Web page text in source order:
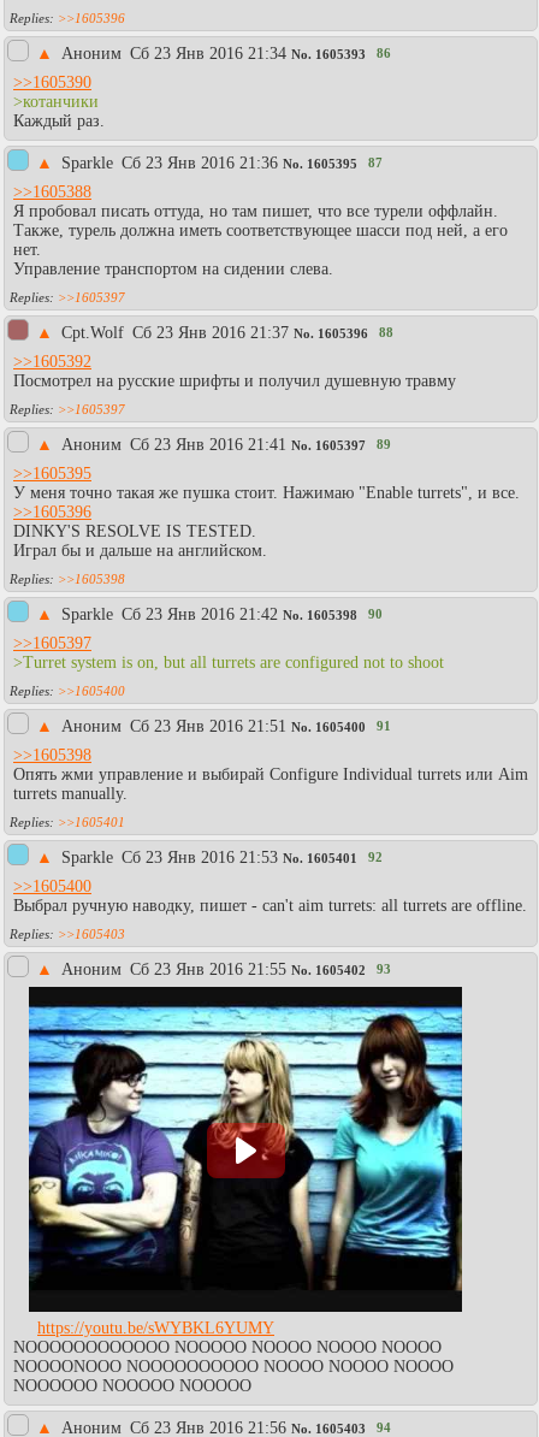
>>1605396
▲ Аноним Сб 23 Янв 2016 21:34 No. 1605393 86
>>1605390
>котанчики
Каждый раз.
▲ Sparkle Сб 23 Янв 2016 21:36 No. 1605395 87
>>1605388
Я пробовал писать оттуда, но там пишет, что все турели оффлайн.
Также, турель должна иметь соответствующее шасси под ней, а его
нет.
Управление транспортом на сидении слева.
>>1605397
▲ Cpt.Wolf Сб 23 Янв 2016 21:37 No. 1605396 88
>>1605392
Посмотрел на русские шрифты и получил душевную травму
>>1605397
▲ Аноним Сб 23 Янв 2016 21:41 No. 1605397 89
>>1605395
У меня точно такая же пушка стоит. Нажимаю "Enable turrets", и все.
>>1605396
DINKY'S RESOLVE IS TESTED.
Играл бы и дальше на английском.
>>1605398
▲ Sparkle Сб 23 Янв 2016 21:42 No. 1605398 90
>>1605397
>Turret system is on, but all turrets are configured not to shoot
>>1605400
▲ Аноним Сб 23 Янв 2016 21:51 No. 1605400 91
>>1605398
Опять жми управление и выбирай Configure Individual turrets или Aim
turrets manually.
>>1605401
▲ Sparkle Сб 23 Янв 2016 21:53 No. 1605401 92
>>1605400
Выбрал ручную наводку, пишет - can't aim turrets: all turrets are offline.
>>1605403
▲ Аноним Сб 23 Янв 2016 21:55 No. 1605402 93
https://youtu.be/sWYBKL6YUMY
NOOOOOOOOOOOO NOOOOO NOOOO NOOOO NOOOO
NOOOONOOO NOOOOOOOOOO NOOOO NOOOO NOOOO
NOOOOOO NOOOOO NOOOOO
▲ Аноним Сб 23 Янв 2016 21:56 No. 1605403 94